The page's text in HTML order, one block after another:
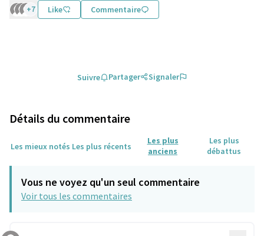
+7 Like Commentaire
Suivre Partager Signaler
Détails du commentaire
Les mieux notés Les plus récents
Les plus
anciens
Les plus
débattus
Vous ne voyez qu'un seul commentaire
Voir tous les commentaires